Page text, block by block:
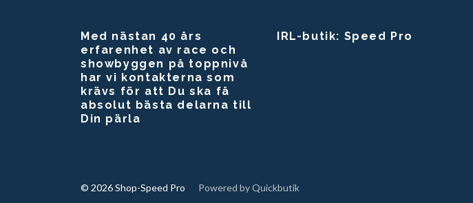
Med nästan 40 års
erfarenhet av race och
showbyggen på toppnivå
har vi kontakterna som
krävs för att Du ska få
absolut bästa delarna till
Din pärla
IRL-butik: Speed Pro
© 2026 Shop-Speed Pro Powered by Quickbutik